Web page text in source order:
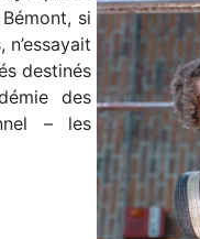
si
destinés
des
– les